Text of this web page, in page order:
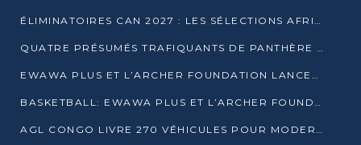
ÉLIMINATOIRES CAN 2027 : LES SÉLECTIONS AFRICAINES CONNAISSENT LEURS ADVERSAIRES
QUATRE PRÉSUMÉS TRAFIQUANTS DE PANTHÈRE ARRÊTÉS À EWO
EWAWA PLUS ET L’ARCHER FOUNDATION LANCENT UN CAMP DE BASKET POUR LES JEUNES À BRAZZAVILLE
BASKETBALL: EWAWA PLUS ET L’ARCHER FOUNDATION LANCENT UN CAMP POUR LES JEUNES
AGL CONGO LIVRE 270 VÉHICULES POUR MODERNISER LE TRANSPORT URBAIN